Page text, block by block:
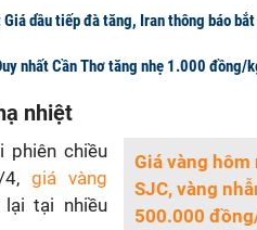
dầu tiếp đà tăng, Iran thông báo
nhất Cần Thơ tăng nhẹ 1.000 đồng/
nhiệt
Giá vàng hôm
SJC, vàng
500.000
phiên chiều
giá vàng
tại nhiều